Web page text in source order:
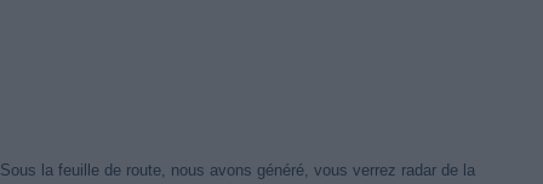
Sous la feuille de route, nous avons généré, vous verrez radar de la